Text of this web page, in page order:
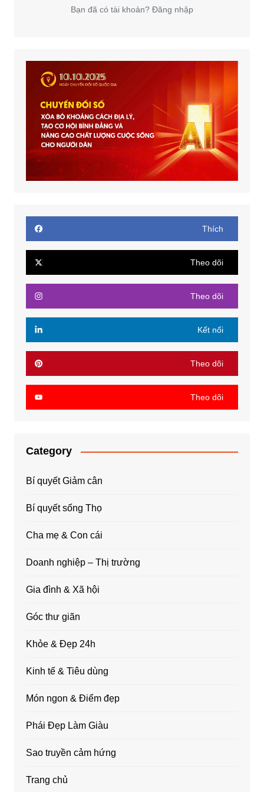
Bạn đã có tài khoản? Đăng nhập
Thích
Theo dõi
Theo dõi
Kết nối
Theo dõi
Theo dõi
Category
Bí quyết Giảm cân
Bí quyết sống Thọ
Cha mẹ & Con cái
Doanh nghiệp – Thị trường
Gia đình & Xã hội
Góc thư giãn
Khỏe & Đẹp 24h
Kinh tế & Tiêu dùng
Món ngon & Điểm đẹp
Phái Đẹp Làm Giàu
Sao truyền cảm hứng
Trang chủ